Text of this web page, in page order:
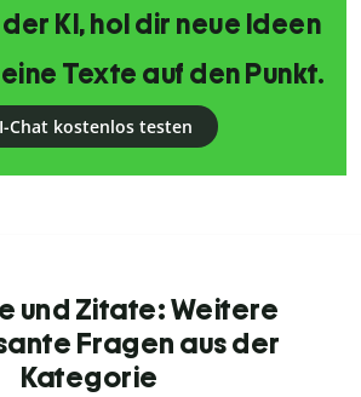
KI, hol dir neue Ideen
Texte auf den Punkt.
Chat kostenlos testen
und Zitate: Weitere
Fragen aus der
Kategorie